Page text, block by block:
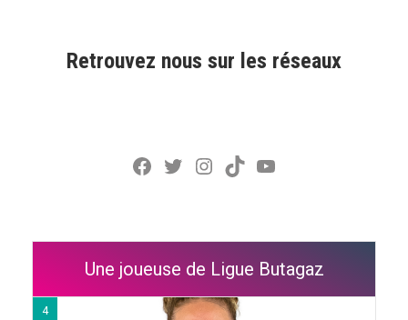
Retrouvez nous sur les réseaux
Facebook
Twitter
Instagram
TikTokYouTube
Une joueuse de Ligue Butagaz
4